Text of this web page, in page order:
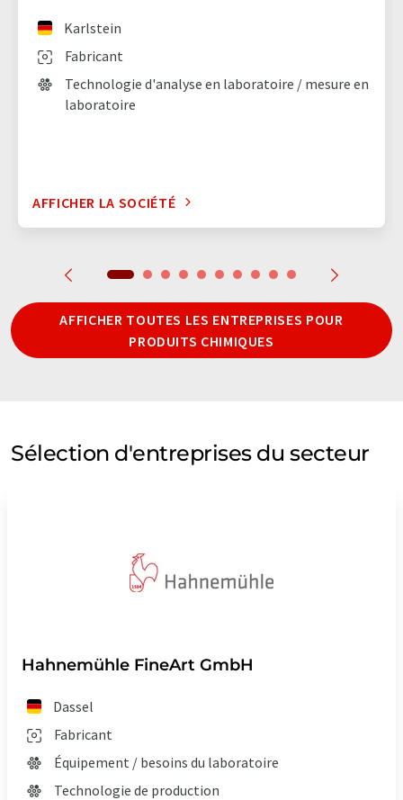
Fabricant
Karlstein
Technologie d'analyse en laboratoire / mesure en
laboratoire
AFFICHER LA SOCIÉTÉ
AFFICHER TOUTES LES ENTREPRISES POUR
PRODUITS CHIMIQUES
Sélection d'entreprises du secteur
Hahnemühle FineArt GmbH
Dassel
Fabricant
Équipement / besoins du laboratoire
Technologie de production